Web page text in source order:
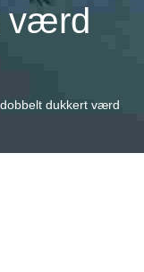
værd
dukkert værd